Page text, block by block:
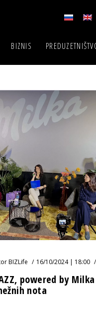
BIZNIS
BIZLife 16/10/2024 | 18:00
powered by
nota